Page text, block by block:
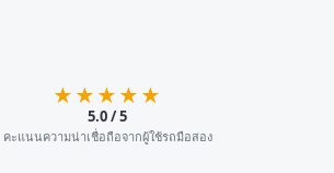
★★★★★
5.0 / 5
คะแนนความน่าเชื่อถือจากผู้ใช้รถมือสอง